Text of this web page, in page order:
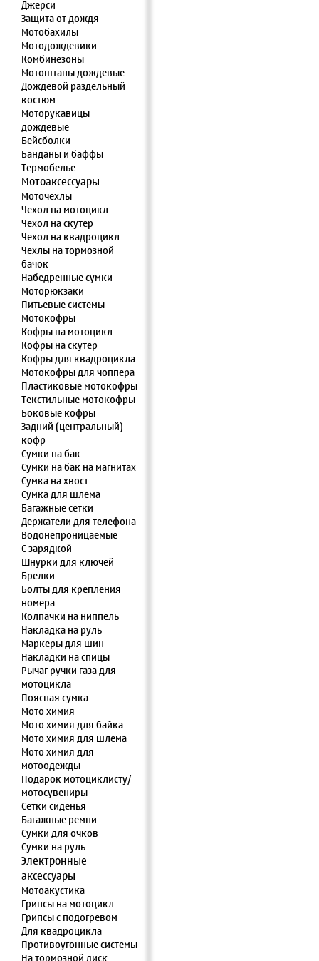
Джерси
Защита от дождя
Мотобахилы
Мотодождевики
Комбинезоны
Мотоштаны дождевые
Дождевой раздельный
костюм
Моторукавицы
дождевые
Бейсболки
Банданы и баффы
Термобелье
Мотоаксессуары
Моточехлы
Чехол на мотоцикл
Чехол на скутер
Чехол на квадроцикл
Чехлы на тормозной
бачок
Набедренные сумки
Моторюкзаки
Питьевые системы
Мотокофры
Кофры на мотоцикл
Кофры на скутер
Кофры для квадроцикла
Мотокофры для чоппера
Пластиковые мотокофры
Текстильные мотокофры
Боковые кофры
Задний (центральный)
кофр
Сумки на бак
Сумки на бак на магнитах
Сумка на хвост
Сумка для шлема
Багажные сетки
Держатели для телефона
Водонепроницаемые
С зарядкой
Шнурки для ключей
Брелки
Болты для крепления
номера
Колпачки на ниппель
Накладка на руль
Маркеры для шин
Накладки на спицы
Рычаг ручки газа для
мотоцикла
Поясная сумка
Мото химия
Мото химия для байка
Мото химия для шлема
Мото химия для
мотоодежды
Подарок мотоциклисту/
мотосувениры
Сетки сиденья
Багажные ремни
Сумки для очков
Сумки на руль
Электронные
аксессуары
Мотоакустика
Грипсы на мотоцикл
Грипсы с подогревом
Для квадроцикла
Противоугонные системы